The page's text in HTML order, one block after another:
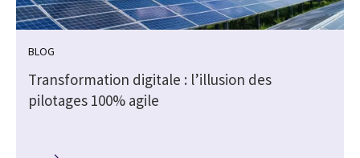
BLOG
Transformation digitale : l’illusion des
pilotages 100% agile